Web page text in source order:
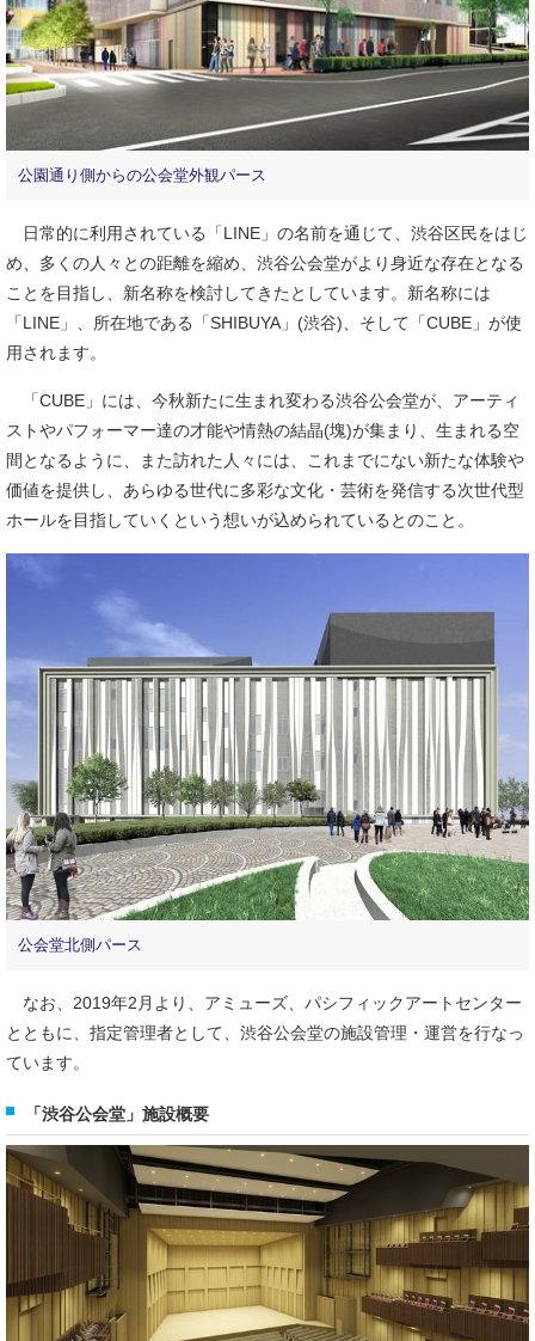
公園通り側からの公会堂外観パース
日常的に利用されている「LINE」の名前を通じて、渋谷区民をはじ
め、多くの人々との距離を縮め、渋谷公会堂がより身近な存在となる
ことを目指し、新名称を検討してきたとしています。新名称には
「LINE」、所在地である「SHIBUYA」(渋谷)、そして「CUBE」が使
用されます。
「CUBE」には、今秋新たに生まれ変わる渋谷公会堂が、アーティ
ストやパフォーマー達の才能や情熱の結晶(塊)が集まり、生まれる空
間となるように、また訪れた人々には、これまでにない新たな体験や
価値を提供し、あらゆる世代に多彩な文化・芸術を発信する次世代型
ホールを目指していくという想いが込められているとのこと。
公会堂北側パース
なお、2019年2月より、アミューズ、パシフィックアートセンター
とともに、指定管理者として、渋谷公会堂の施設管理・運営を行なっ
ています。
「渋谷公会堂」施設概要